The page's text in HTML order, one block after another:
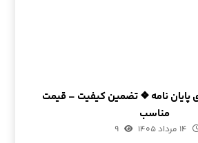
پایان نامه ❖ تضمین کیفیت – قیمت
مناسب
۱۴ مرداد ۱۴۰۵ ۹